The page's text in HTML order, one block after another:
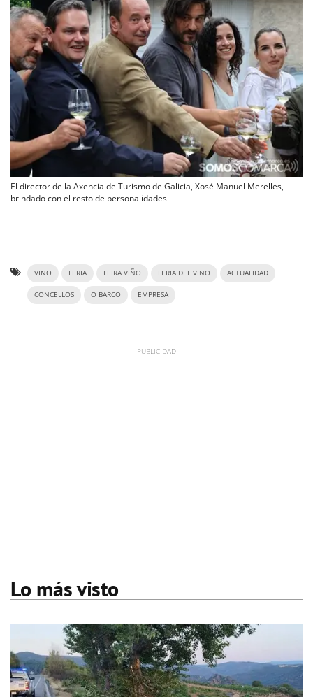
El director de la Axencia de Turismo de Galicia, Xosé Manuel Merelles,
brindado con el resto de personalidades
VINO FERIA FEIRA VIÑO FERIA DEL VINO ACTUALIDAD
CONCELLOS O BARCO EMPRESA
Lo más visto